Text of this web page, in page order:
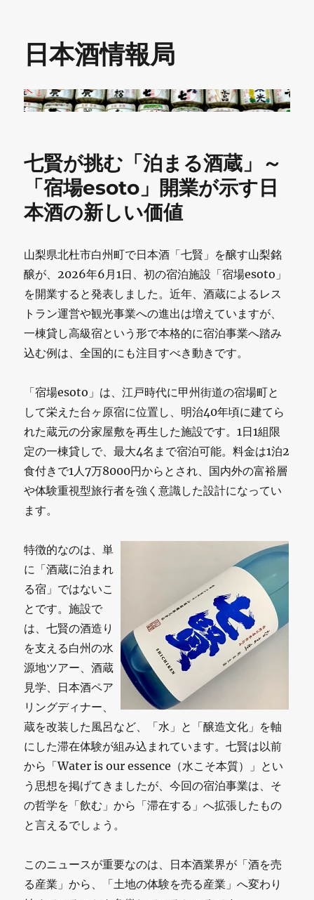
日本酒情報局
七賢が挑む「泊まる酒蔵」～
「宿場esoto」開業が示す日
本酒の新しい価値
山梨県北杜市白州町で日本酒「七賢」を醸す山梨銘
醸が、2026年6月1日、初の宿泊施設「宿場esoto」
を開業すると発表しました。近年、酒蔵によるレス
トラン運営や観光事業への進出は増えていますが、
一棟貸し高級宿という形で本格的に宿泊事業へ踏み
込む例は、全国的にも注目すべき動きです。
「宿場esoto」は、江戸時代に甲州街道の宿場町と
して栄えた台ヶ原宿に位置し、明治40年頃に建てら
れた蔵元の分家屋敷を再生した施設です。1日1組限
定の一棟貸しで、最大4名まで宿泊可能。料金は1泊2
食付きで1人7万8000円からとされ、国内外の富裕層
や体験重視型旅行者を強く意識した設計になってい
ます。
特徴的なのは、単
に「酒蔵に泊まれ
る宿」ではないこ
とです。施設で
は、七賢の酒造り
を支える白州の水
源地ツアー、酒蔵
見学、日本酒ペア
リングディナー、
蔵を改装した風呂など、「水」と「醸造文化」を軸
にした滞在体験が組み込まれています。七賢は以前
から「Water is our essence（水こそ本質）」とい
う思想を掲げてきましたが、今回の宿泊事業は、そ
の哲学を「飲む」から「滞在する」へ拡張したもの
と言えるでしょう。
このニュースが重要なのは、日本酒業界が「酒を売
る産業」から、「土地の体験を売る産業」へ変わり